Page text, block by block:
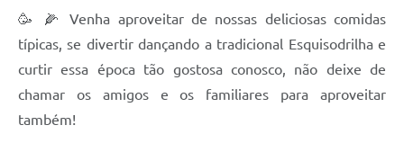
🥳 🌽 Venha aproveitar de nossas deliciosas comidas
típicas, se divertir dançando a tradicional Esquisodrilha e
curtir essa época tão gostosa conosco, não deixe de
chamar os amigos e os familiares para aproveitar
também!